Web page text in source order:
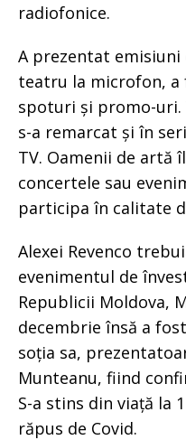
radiofonice.
A prezentat
teatru la microfon, a
spoturi și promo-uri.
s-a remarcat și în
TV. Oamenii de artă
concertele sau
participa în calitate
Alexei Revenco
evenimentul de
Republicii Moldova,
decembrie însă a
soția sa,
Munteanu, fiind
S-a stins din viață la
răpus de Covid.